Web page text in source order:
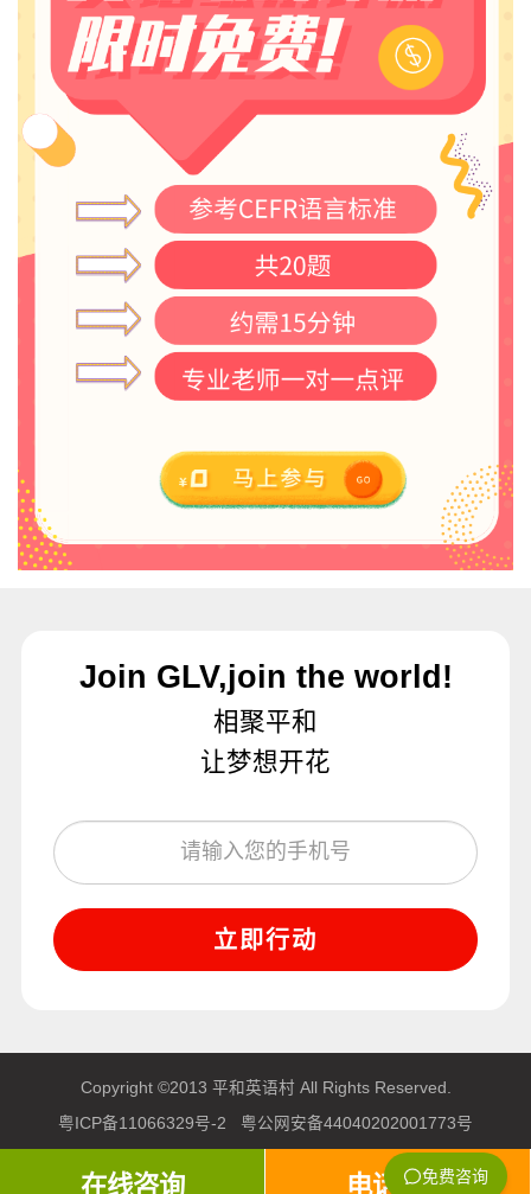
Join GLV,join the world!
相聚平和
让梦想开花
立即行动
Copyright ©2013 平和英语村 All Rights Reserved.
粤ICP备11066329号-2
粤公网安备44040202001773号
在线咨询 电话咨询